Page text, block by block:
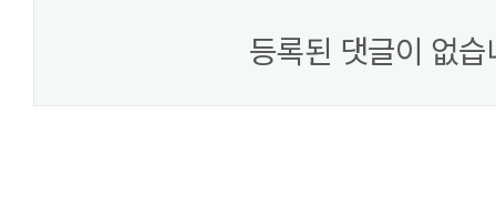
등록된 댓글이 없습